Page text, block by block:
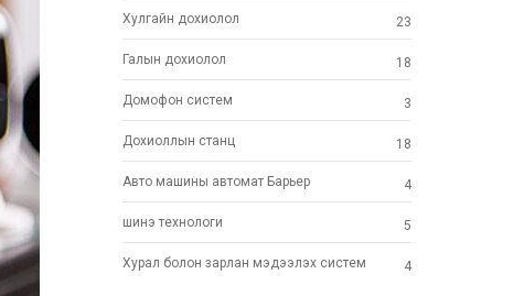
Хулгайн дохиолол 23
Галын дохиолол 18
Домофон систем 3
Дохиоллын станц 18
Авто машины автомат Барьер 4
шинэ технoлоги 5
Хурал болон зарлан мэдээлэх систем 4